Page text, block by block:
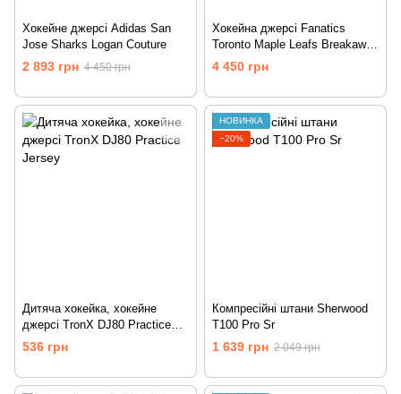
Хокейне джерсі Adidas San
Jose Sharks Logan Couture
2 893 грн 4 450 грн
Хокейна джерсі Fanatics
Toronto Maple Leafs Breakaway
Jersey
4 450 грн
Дитяча хокейка, хокейне
джерсі TronX DJ80 Practice
Jersey
536 грн
НОВИНКА
−20%
Компресійні штани Sherwood
T100 Pro Sr
1 639 грн 2 049 грн